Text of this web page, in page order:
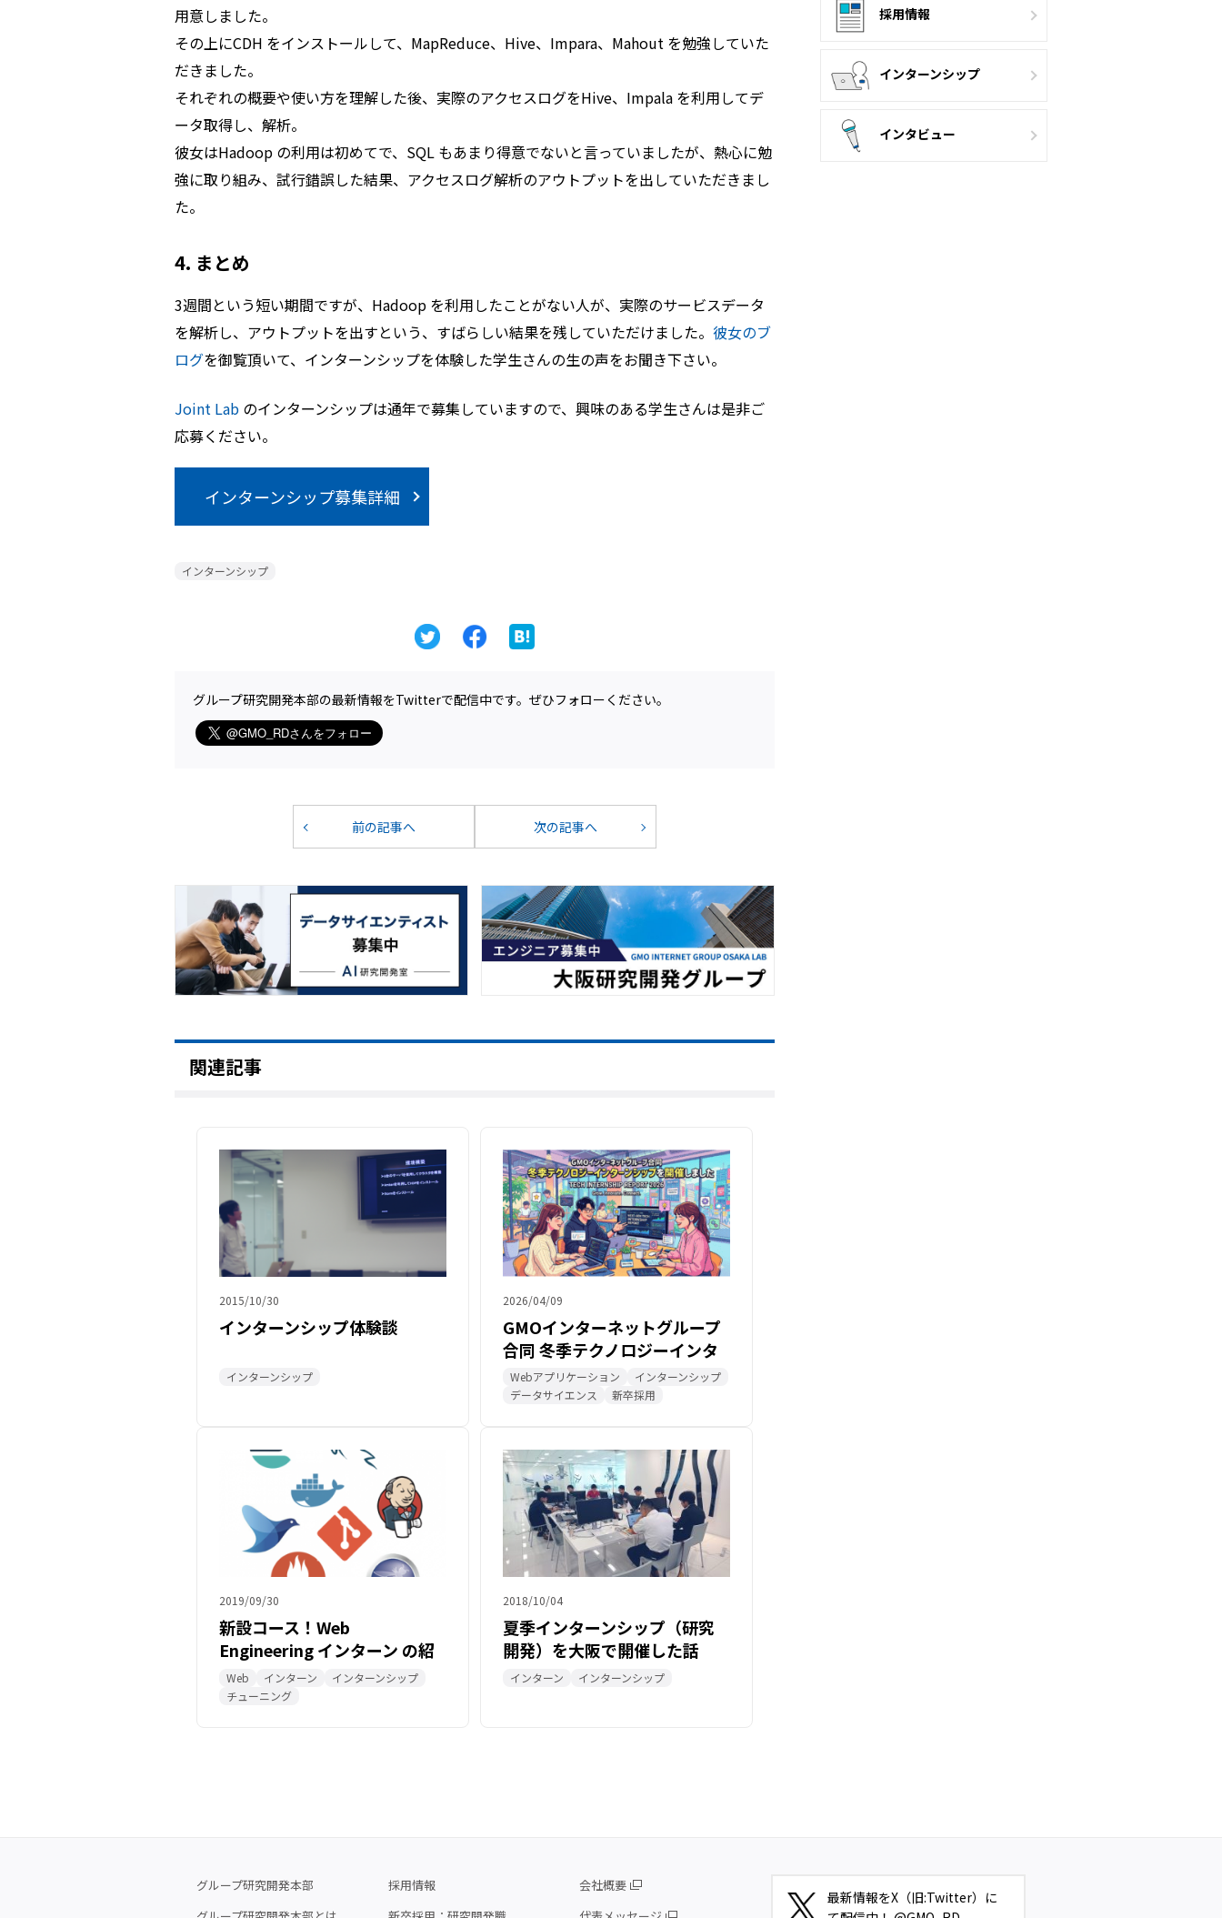
用意しました。
その上にCDH をインストールして、MapReduce、Hive、Impara、Mahout を勉強していた
だきました。
それぞれの概要や使い方を理解した後、実際のアクセスログをHive、Impala を利用してデ
ータ取得し、解析。
彼女はHadoop の利用は初めてで、SQL もあまり得意でないと言っていましたが、熱心に勉
強に取り組み、試行錯誤した結果、アクセスログ解析のアウトプットを出していただきまし
た。
4. まとめ
3週間という短い期間ですが、Hadoop を利用したことがない人が、実際のサービスデータ
を解析し、アウトプットを出すという、すばらしい結果を残していただけました。 彼女のブ
ログを御覧頂いて、インターンシップを体験した学生さんの生の声をお聞き下さい。
Joint Lab のインターンシップは通年で募集していますので、興味のある学生さんは是非ご
応募ください。
インターンシップ募集詳細
インターンシップ
グループ研究開発本部の最新情報をTwitterで配信中です。ぜひフォローください。
前の記事へ 次の記事へ
関連記事
2015/10/30
インターンシップ体験談
インターンシップ
2026/04/09
GMOインターネットグループ
合同 冬季テクノロジーインタ
ーンシップを開催しました
Webアプリケーション
インターンシップ
データサイエンス
新卒採用
2019/09/30
新設コース！Web
Engineering インターン の紹
介
Web インターン
インターンシップ
チューニング
2018/10/04
夏季インターンシップ（研究
開発）を大阪で開催した話
インターン インターンシップ
採用情報
インターンシップ
インタビュー
グループ研究開発本部
採用情報
会社概要
最新情報をX（旧:Twitter）に